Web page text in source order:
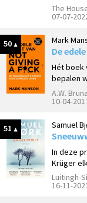
The
07-07-
50 Mark
De
Hét boek
bepalen
A.W.
10-04-
51 Samuel
In deze
Krüger
Luitingh-
16-11-